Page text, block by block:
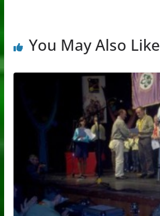
You May Also Like